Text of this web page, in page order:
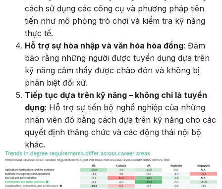
cách sử dụng các công cụ và phương pháp tiên
tiến như mô phỏng trò chơi và kiểm tra kỹ năng
thực tế.
Hỗ trợ sự hòa nhập và văn hóa hòa đồng: Đảm
bảo rằng những người được tuyển dụng dựa trên
kỹ năng cảm thấy được chào đón và không bị
phân biệt đối xử.
Tiếp tục dựa trên kỹ năng – không chỉ là tuyển
dụng: Hỗ trợ sự tiến bộ nghề nghiệp của những
nhân viên đó bằng cách dựa trên kỹ năng cho các
quyết định thăng chức và các động thái nội bộ
khác.